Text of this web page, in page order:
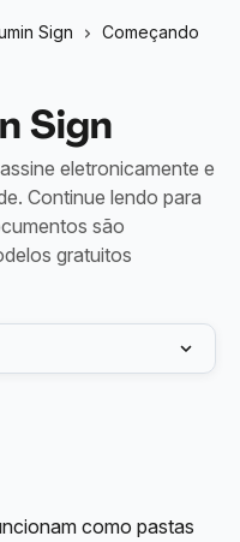
Sign
Começando
Sign
eletronicamente e
Continue lendo para
são
gratuitos
como pastas